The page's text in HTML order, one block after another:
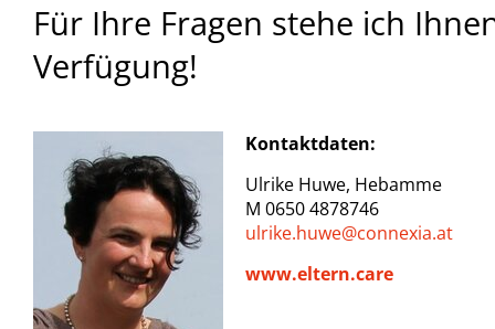
Für Ihre Fragen stehe ich
Verfügung!
Kontaktdaten:
Ulrike Huwe, Hebamme
M 0650 4878746
ulrike.huwe@connexia.at
www.eltern.care